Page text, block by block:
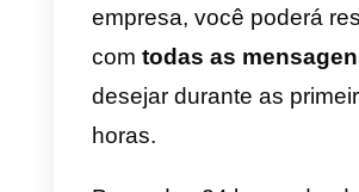
O que são
mensagem
WhatsApp